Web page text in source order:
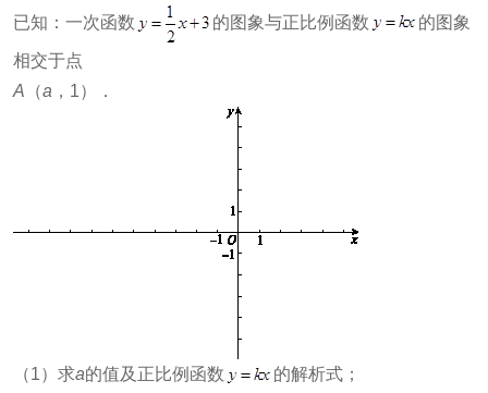
已知：一次函数 的图象与正比例函数 的图象
相交于点
A （a ，1）．
（1）求a的值及正比例函数
的解析式；